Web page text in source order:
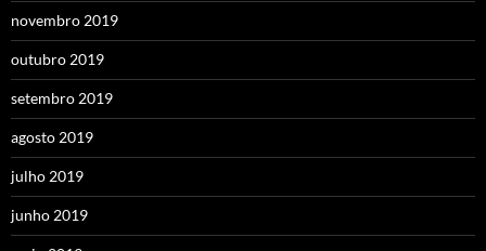
novembro 2019
outubro 2019
setembro 2019
agosto 2019
julho 2019
junho 2019